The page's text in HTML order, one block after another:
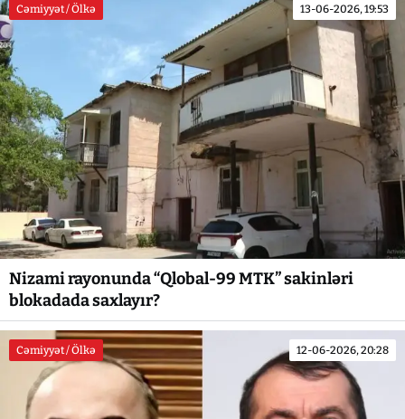
Cəmiyyət / Ölkə 13-06-2026, 19:53
Nizami rayonunda “Qlobal-99 MTK” sakinləri
blokadada saxlayır?
Cəmiyyət / Ölkə 12-06-2026, 20:28